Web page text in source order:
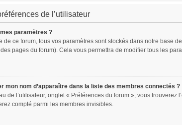
de l’utilisateur
paramètres ?
de ce forum, tous vos paramètres sont stockés dans notre base
pages du forum). Cela vous permettra de modifier tous les
mon nom d’apparaître dans la liste des membres connectés ?
de l’utilisateur, onglet « Préférences du forum », vous trouverez
compté parmi les membres invisibles.